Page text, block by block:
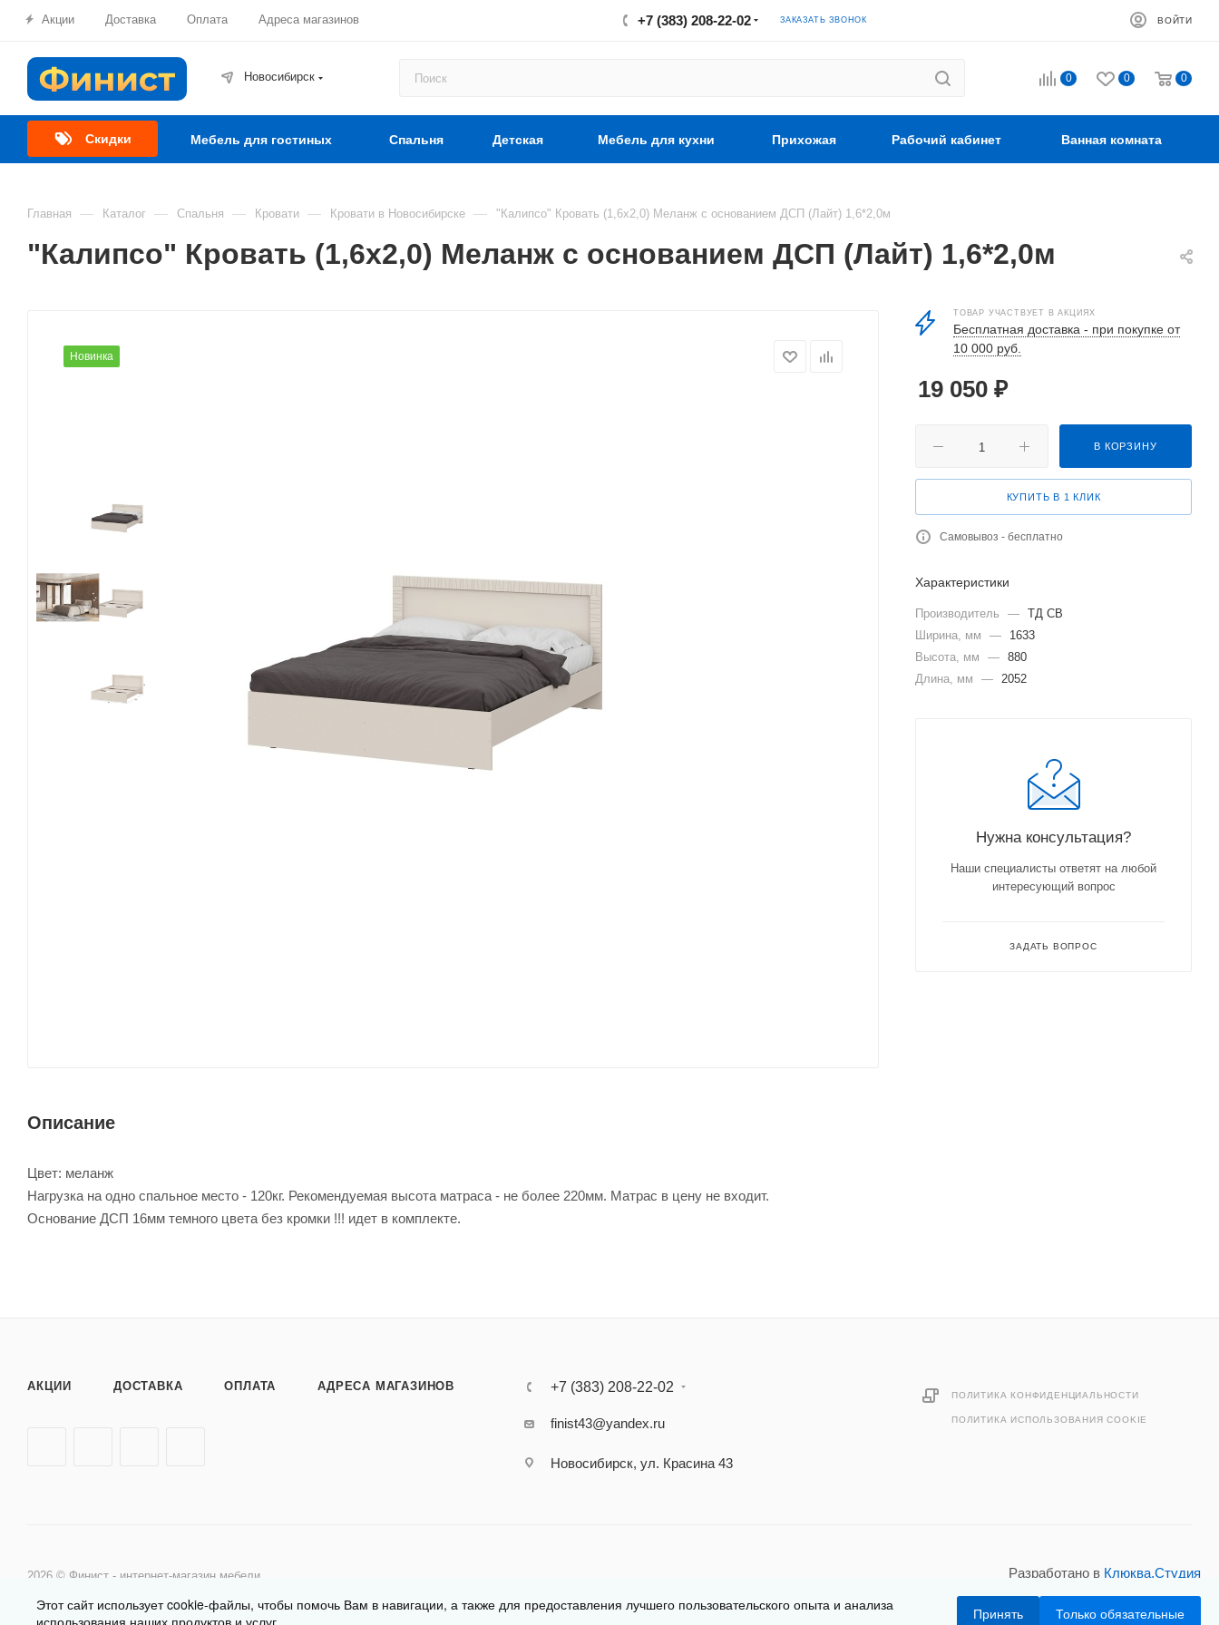
Акции Доставка Оплата Адреса магазинов +7 (383) 208-22-02 ЗАКАЗАТЬ ЗВОНОК ВОЙТИ
Новосибирск 0 0 0
Скидки Мебель для гостиных Спальня Детская Мебель для кухни Прихожая Рабочий кабинет Ванная комната
Главная — Каталог — Спальня — Кровати — Кровати в Новосибирске — "Калипсо" Кровать (1,6х2,0) Меланж с основанием ДСП (Лайт) 1,6*2,0м
"Калипсо" Кровать (1,6х2,0) Меланж с основанием ДСП (Лайт) 1,6*2,0м
Новинка
Описание
Цвет: меланж
Нагрузка на одно спальное место - 120кг. Рекомендуемая высота матраса - не более 220мм. Матрас в цену не входит.
Основание ДСП 16мм темного цвета без кромки !!! идет в комплекте.
ТОВАР УЧАСТВУЕТ В АКЦИЯХ
Бесплатная доставка - при покупке от
10 000 руб.
19 050 ₽
В КОРЗИНУ
КУПИТЬ В 1 КЛИК
Самовывоз - бесплатно
Характеристики
Производитель — ТД СВ
Ширина, мм
—
1633
Высота, мм
— 880
Длина, мм
— 2052
Нужна консультация?
Наши специалисты ответят на любой
интересующий вопрос
ЗАДАТЬ ВОПРОС
АКЦИИ ДОСТАВКА ОПЛАТА АДРЕСА МАГАЗИНОВ +7 (383) 208-22-02
finist43@yandex.ru
Новосибирск, ул. Красина 43
ПОЛИТИКА КОНФИДЕНЦИАЛЬНОСТИ
ПОЛИТИКА ИСПОЛЬЗОВАНИЯ COOKIE
Разработано в Клюква.Студия
2026 © Финист - интернет-магазин мебели
Этот сайт использует cookie-файлы, чтобы помочь Вам в навигации, а также для предоставления лучшего пользовательского опыта и анализа
использования наших продуктов и услуг
Принять Только обязательные